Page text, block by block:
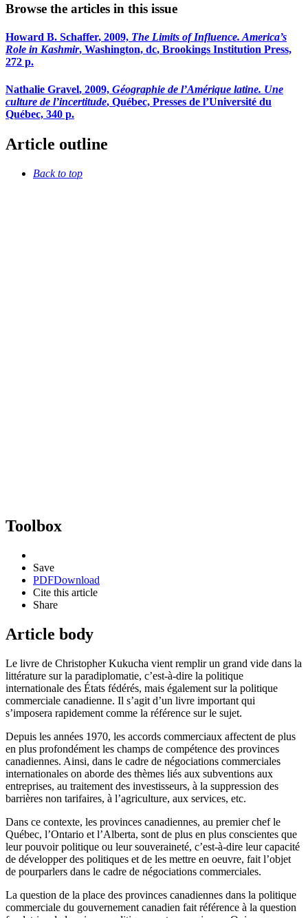
Browse the articles in this issue
Howard B. Schaffer, 2009, The Limits of Influence. America’s
Role in Kashmir, Washington, dc, Brookings Institution Press,
272 p.
Nathalie Gravel, 2009, Géographie de l’Amérique latine. Une
culture de l’incertitude, Québec, Presses de l’Université du
Québec, 340 p.
Article outline
Back to top
Toolbox
Save
PDFDownload
Cite this article
Share
Article body
Le livre de Christopher Kukucha vient remplir un grand vide dans la
littérature sur la paradiplomatie, c’est-à-dire la politique
internationale des États fédérés, mais également sur la politique
commerciale canadienne. Il s’agit d’un livre important qui
s’imposera rapidement comme la référence sur le sujet.
Depuis les années 1970, les accords commerciaux affectent de plus
en plus profondément les champs de compétence des provinces
canadiennes. Ainsi, dans le cadre de négociations commerciales
internationales on aborde des thèmes liés aux subventions aux
entreprises, au traitement des investisseurs, à la suppression des
barrières non tarifaires, à l’agriculture, aux services, etc.
Dans ce contexte, les provinces canadiennes, au premier chef le
Québec, l’Ontario et l’Alberta, sont de plus en plus conscientes que
leur pouvoir politique ou leur souveraineté, c’est-à-dire leur capacité
de développer des politiques et de les mettre en oeuvre, fait l’objet
de pourparlers dans le cadre de négociations commerciales.
La question de la place des provinces canadiennes dans la politique
commerciale du gouvernement canadien fait référence à la question